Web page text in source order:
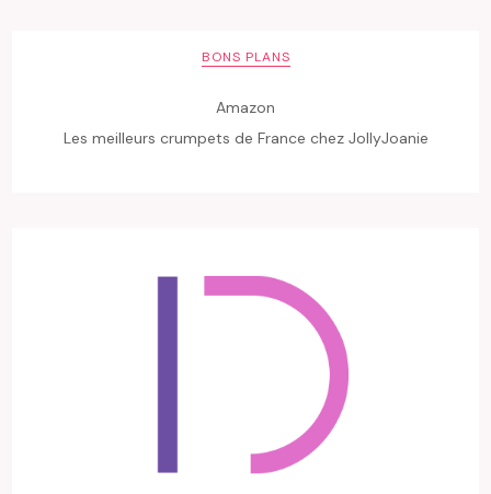
BONS PLANS
Amazon
Les meilleurs crumpets de France chez JollyJoanie